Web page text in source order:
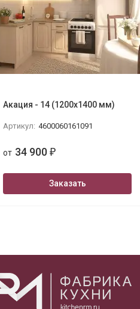
Акация - 14 (1200х1400 мм)
Артикул: 4600060161091
от 34 900 ₽
Заказать